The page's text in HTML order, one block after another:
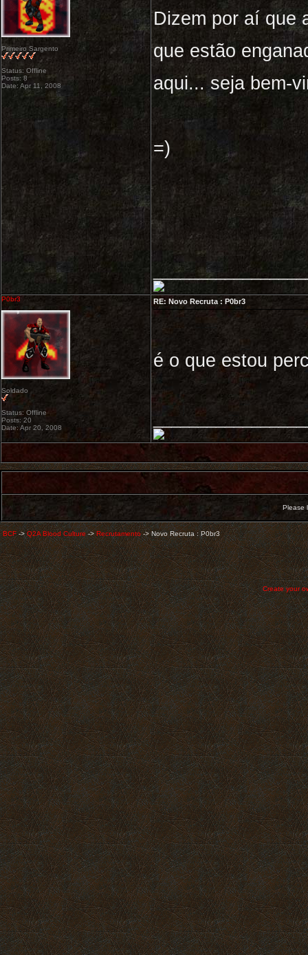
Primeiro Sargento
Status: Offline
Posts: 8
Date: Apr 11, 2008
Dizem por aí que
que estão
aqui... seja bem-
=)
P0br3
Soldado
Status: Offline
Posts: 20
Date: Apr 20, 2008
RE: Novo Recruta : P0br3
é o que estou
Please
BCF->Q2A Blood Culture->Recrutamento->Novo Recruta : P0br3
Create your